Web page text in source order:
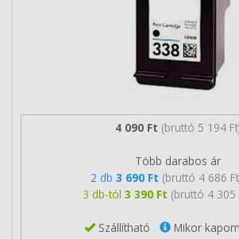
4 090 Ft (bruttó 5 194
Több darabos ár
2 db 3 690 Ft (bruttó 4 686
3 db-tól 3 390 Ft (bruttó 4 305
Szállítható Mikor